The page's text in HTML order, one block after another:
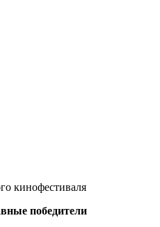
кинофестиваля
победители